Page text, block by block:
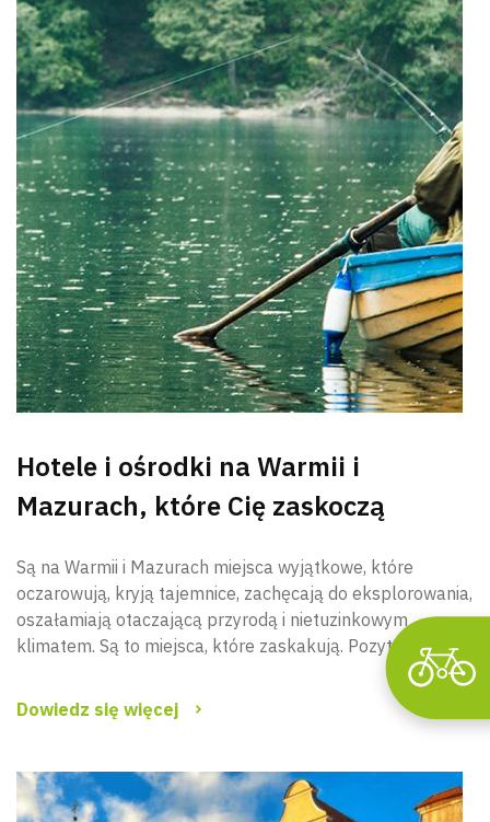
Hotele i ośrodki na Warmii i
Mazurach, które Cię zaskoczą
Są na Warmii i Mazurach miejsca wyjątkowe, które
oczarowują, kryją tajemnice, zachęcają do eksplorowania,
oszałamiają otaczającą przyrodą i nietuzinkowym
klimatem. Są to miejsca, które zaskakują. Pozytywie.
Dowiedz się więcej